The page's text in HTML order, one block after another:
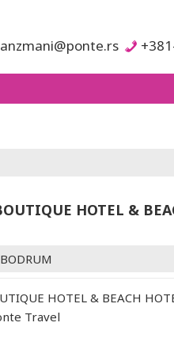
HOTEL &
BODRUM
HOTEL & BEACH
Travel